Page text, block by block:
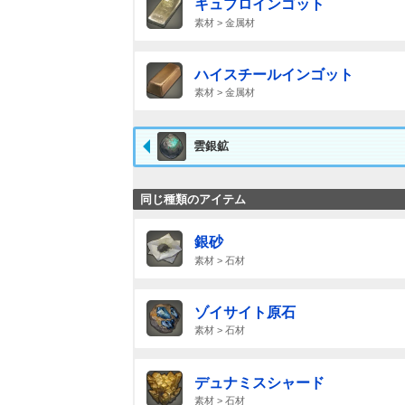
キュプロインゴット
素材 > 金属材
ハイスチールインゴット
素材 > 金属材
雲銀鉱
同じ種類のアイテム
銀砂
素材 > 石材
ゾイサイト原石
素材 > 石材
デュナミスシャード
素材 > 石材